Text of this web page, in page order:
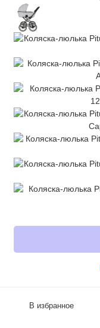
В избранное